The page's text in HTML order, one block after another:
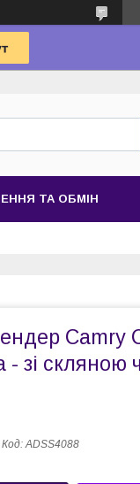
ТА ОБМІН
Camry
- зі
Код:ADSS4088